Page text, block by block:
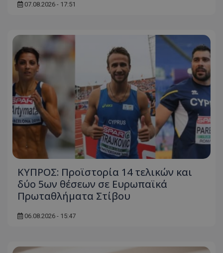
07.08.2026 - 17:51
ΚΥΠΡΟΣ: Προϊστορία 14 τελικών και
δύο 5ων θέσεων σε Ευρωπαϊκά
Πρωταθλήματα Στίβου
06.08.2026 - 15:47